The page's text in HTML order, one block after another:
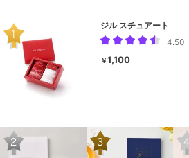
ジル スチュアート
4.50
￥1,100